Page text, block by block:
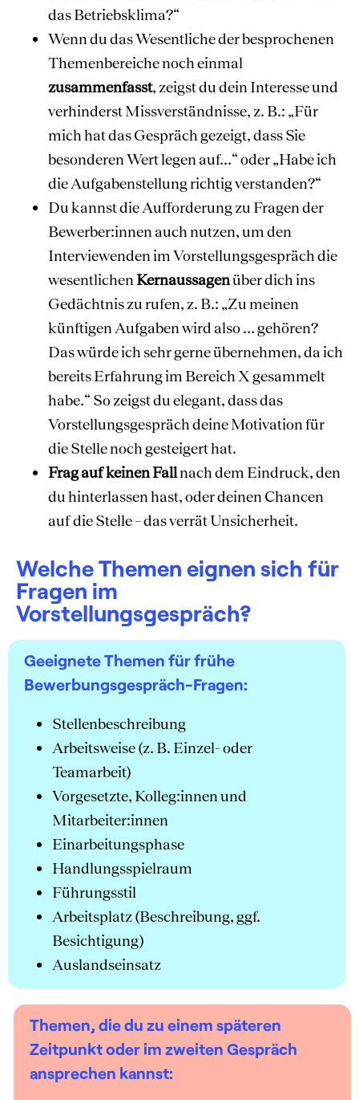
das Betriebsklima?“
Wenn du das Wesentliche der besprochenen
Themenbereiche noch einmal
zusammenfasst, zeigst du dein Interesse und
verhinderst Missverständnisse, z. B.: „Für
mich hat das Gespräch gezeigt, dass Sie
besonderen Wert legen auf…“ oder „Habe ich
die Aufgabenstellung richtig verstanden?“
Du kannst die Aufforderung zu Fragen der
Bewerber:innen auch nutzen, um den
Interviewenden im Vorstellungsgespräch die
wesentlichenKernaussagenüber dich ins
Gedächtnis zu rufen, z. B.: „Zu meinen
künftigen Aufgaben wird also … gehören?
Das würde ich sehr gerne übernehmen, da ich
bereits Erfahrung im Bereich X gesammelt
habe.“ So zeigst du elegant, dass das
Vorstellungsgespräch deine Motivation für
die Stelle noch gesteigert hat.
Frag auf keinen Fallnach dem Eindruck, den
du hinterlassen hast, oder deinen Chancen
auf die Stelle – das verrät Unsicherheit.
Welche Themen eignen sich für
Fragen im
Vorstellungsgespräch?
Geeignete Themen für frühe
Bewerbungsgespräch-Fragen:
Stellenbeschreibung
Arbeitsweise (z. B. Einzel- oder
Teamarbeit)
Vorgesetzte, Kolleg:innen und
Mitarbeiter:innen
Einarbeitungsphase
Handlungsspielraum
Führungsstil
Arbeitsplatz (Beschreibung, ggf.
Besichtigung)
Auslandseinsatz
Themen, die du zu einem späteren
Zeitpunkt oder im zweiten Gespräch
ansprechen kannst: